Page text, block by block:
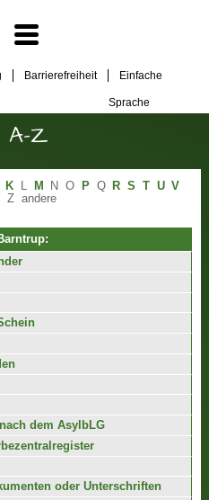
Barrierefreiheit Einfache
Sprache
A-Z
K L M N O P Q R S T U V
Z andere
dem AsylbLG
oder Unterschriften